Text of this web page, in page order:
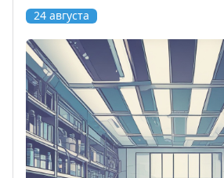
24 августа